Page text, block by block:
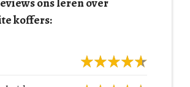
koffers: